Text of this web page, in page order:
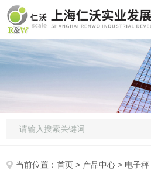
当前位置：首页 > 产品中心 > 电子秤